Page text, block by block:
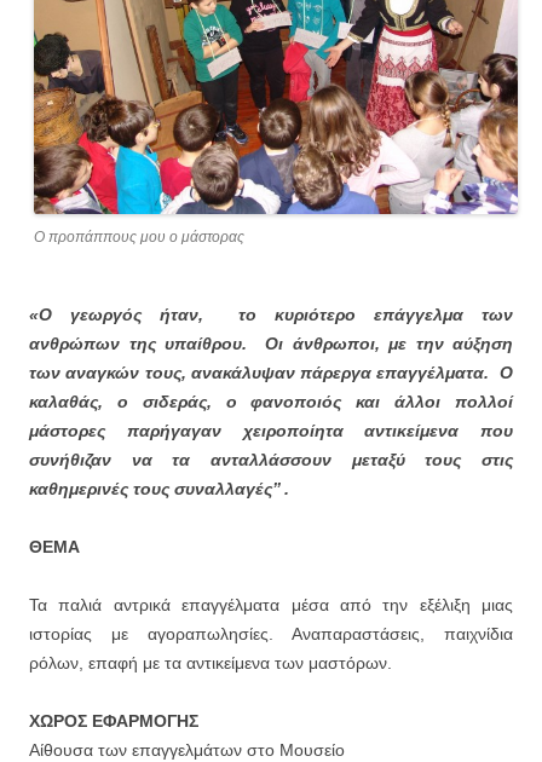
Ο προπάππους μου ο μάστορας
«Ο γεωργός ήταν, το κυριότερο επάγγελμα των
ανθρώπων της υπαίθρου. Οι άνθρωποι, με την αύξηση
των αναγκών τους, ανακάλυψαν πάρεργα επαγγέλματα. Ο
καλαθάς, ο σιδεράς, ο φανοποιός και άλλοι πολλοί
μάστορες παρήγαγαν χειροποίητα αντικείμενα που
συνήθιζαν να τα ανταλλάσσουν μεταξύ τους στις
καθημερινές τους συναλλαγές’’ .
ΘΕΜΑ
Τα παλιά αντρικά επαγγέλματα μέσα από την εξέλιξη μιας
ιστορίας με αγοραπωλησίες. Αναπαραστάσεις, παιχνίδια
ρόλων, επαφή με τα αντικείμενα των μαστόρων.
ΧΩΡΟΣ ΕΦΑΡΜΟΓΗΣ
Αίθουσα των επαγγελμάτων στο Μουσείο